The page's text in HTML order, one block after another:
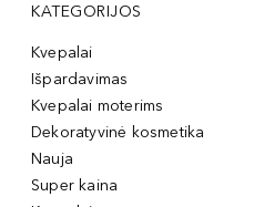
KATEGORIJOS
Kvepalai
Išpardavimas
Kvepalai moterims
Dekoratyvinė kosmetika
Nauja
Super kaina